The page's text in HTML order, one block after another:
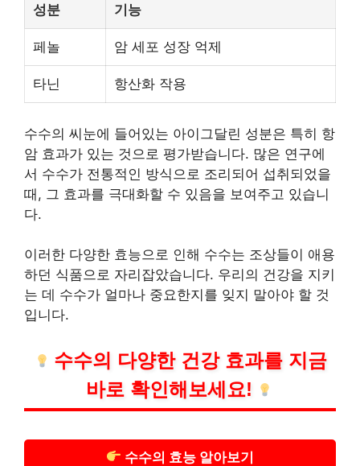
성분 기능
페놀 암 세포 성장 억제
타닌 항산화 작용
수수의 씨눈에 들어있는 아이그달린 성분은 특히 항
암 효과가 있는 것으로 평가받습니다. 많은 연구에
서 수수가 전통적인 방식으로 조리되어 섭취되었을
때, 그 효과를 극대화할 수 있음을 보여주고 있습니
다.
이러한 다양한 효능으로 인해 수수는 조상들이 애용
하던 식품으로 자리잡았습니다. 우리의 건강을 지키
는 데 수수가 얼마나 중요한지를 잊지 말아야 할 것
입니다.
수수의 다양한 건강 효과를 지금
바로 확인해보세요!
수수의 효능 알아보기